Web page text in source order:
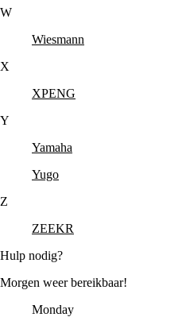
W
Wiesmann
X
XPENG
Y
Yamaha
Yugo
Z
ZEEKR
Hulp nodig?
Morgen weer bereikbaar!
Monday